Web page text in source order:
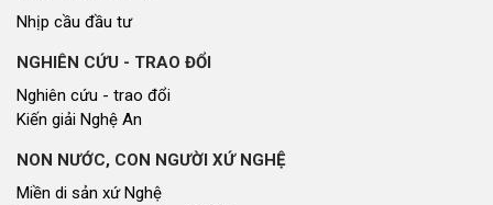
Nhịp cầu đầu tư
NGHIÊN CỨU - TRAO ĐỔI
Nghiên cứu - trao đổi
Kiến giải Nghệ An
NON NƯỚC, CON NGƯỜI XỨ NGHỆ
Miền di sản xứ Nghệ